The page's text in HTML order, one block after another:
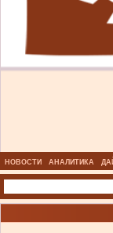
НОВОСТИ АНАЛИТИКА